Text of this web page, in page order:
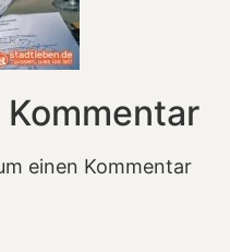
einen Kommentar